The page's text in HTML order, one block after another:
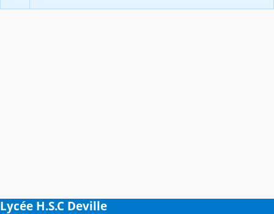
Lycée H.S.C Deville